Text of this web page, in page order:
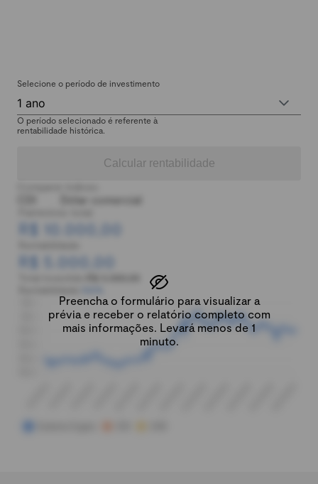
Selecione o período de investimento
1 ano
O período selecionado é referente à
rentabilidade histórica.
Calcular rentabilidade
Preencha o formulário para visualizar a
prévia e receber o relatório completo com
mais informações. Levará menos de 1
minuto.
Dólar comercial
R$ 10.000,00
R$ 5.000,00